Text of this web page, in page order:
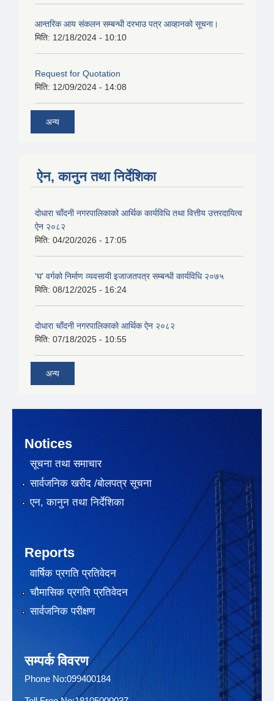
आन्तरिक आय संकलन सम्बन्धी दरभाउ पत्र आव्हानको सूचना।
मिति: 12/18/2024 - 10:10
Request for Quotation
मिति: 12/09/2024 - 14:08
अन्य
ऐन, कानुन तथा निर्देशिका
दोधारा चाँदनी नगरपालिकाको आर्थिक कार्यविधि तथा वित्तीय उत्तरदायित्व
ऐन २०८२
मिति: 04/20/2026 - 17:05
'घ' वर्गको निर्माण व्यवसायी इजाजतपत्र सम्बन्धी कार्यविधि २०७५
मिति: 08/12/2025 - 16:24
दोधारा चाँदनी नगरपालिकाको आर्थिक ऐन २०८२
मिति: 07/18/2025 - 10:55
अन्य
Notices
सूचना तथा समाचार
सार्वजनिक खरीद /बोलपत्र सूचना
एन, कानुन तथा निर्देशिका
Reports
वार्षिक प्रगति प्रतिवेदन
चौमासिक प्रगति प्रतिवेदन
सार्वजनिक परीक्षण
सम्पर्क विवरण
Phone No:099400184